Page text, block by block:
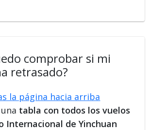
comprobar si mi
retrasado?
la página hacia arriba
tabla con todos los vuelos
Internacional de Yinchuan